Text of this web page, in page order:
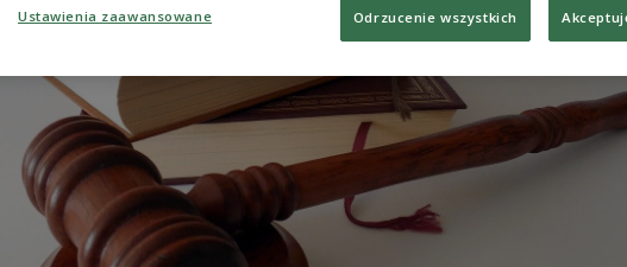
Ustawienia zaawansowane Odrzucenie wszystkich